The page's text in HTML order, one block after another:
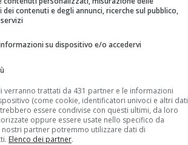
contenuti e degli annunci, ricerche sul pubblico,
su dispositivo e/o accedervi
verranno trattati da 431 partner e le informazioni
(come cookie, identificatori univoci e altri dati
essere condivise con questi ultimi, da loro
oppure essere usate nello specifico da
nostri partner potremmo utilizzare dati di
Elenco dei partner.